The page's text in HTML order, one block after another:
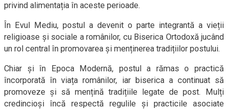
privind alimentația în aceste perioade.
În Evul Mediu, postul a devenit o parte integrantă a vieții
religioase și sociale a românilor, cu Biserica Ortodoxă jucând
un rol central în promovarea și menținerea tradițiilor postului.
Chiar și în Epoca Modernă, postul a rămas o practică
încorporată în viața românilor, iar biserica a continuat să
promoveze și să mențină tradițiile legate de post. Mulți
credincioși încă respectă regulile și practicile asociate